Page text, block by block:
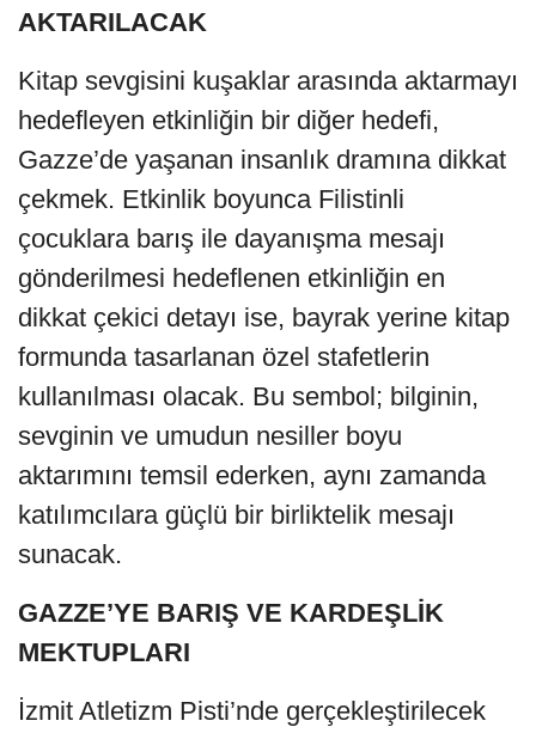
AKTARILACAK
Kitap sevgisini kuşaklar arasında aktarmayı
hedefleyen etkinliğin bir diğer hedefi,
Gazze’de yaşanan insanlık dramına dikkat
çekmek. Etkinlik boyunca Filistinli
çocuklara barış ile dayanışma mesajı
gönderilmesi hedeflenen etkinliğin en
dikkat çekici detayı ise, bayrak yerine kitap
formunda tasarlanan özel stafetlerin
kullanılması olacak. Bu sembol; bilginin,
sevginin ve umudun nesiller boyu
aktarımını temsil ederken, aynı zamanda
katılımcılara güçlü bir birliktelik mesajı
sunacak.
GAZZE’YE BARIŞ VE KARDEŞLİK
MEKTUPLARI
İzmit Atletizm Pisti’nde gerçekleştirilecek